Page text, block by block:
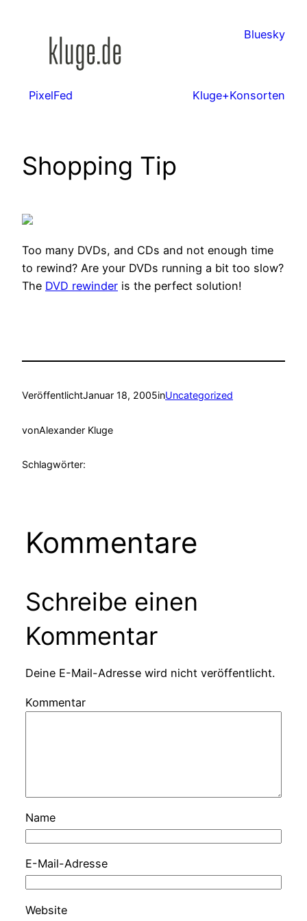
Bluesky
PixelFed Kluge+Konsorten
Shopping Tip
Too many DVDs, and CDs and not enough time
to rewind? Are your DVDs running a bit too slow?
The DVD rewinder is the perfect solution!
VeröffentlichtJanuar 18, 2005inUncategorized
vonAlexander Kluge
Schlagwörter:
Kommentare
Schreibe einen
Kommentar
Deine E-Mail-Adresse wird nicht veröffentlicht.
Kommentar
Name
E-Mail-Adresse
Website